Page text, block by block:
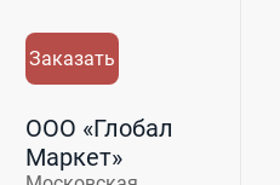
Заказать
ООО «Глобал
Маркет»